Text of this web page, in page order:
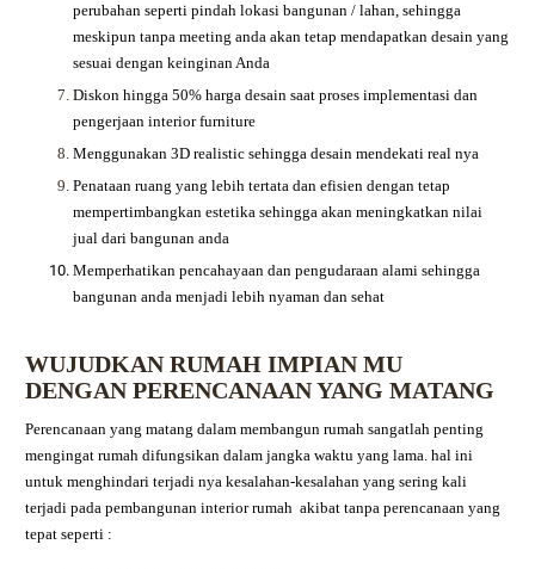
perubahan seperti pindah lokasi bangunan / lahan, sehingga
meskipun tanpa meeting anda akan tetap mendapatkan desain yang
sesuai dengan keinginan Anda
Diskon hingga 50% harga desain saat proses implementasi dan
pengerjaan interior furniture
Menggunakan 3D realistic sehingga desain mendekati real nya
Penataan ruang yang lebih tertata dan efisien dengan tetap
mempertimbangkan estetika sehingga akan meningkatkan nilai
jual dari bangunan anda
Memperhatikan pencahayaan dan pengudaraan alami sehingga
bangunan anda menjadi lebih nyaman dan sehat
WUJUDKAN RUMAH IMPIAN MU
DENGAN PERENCANAAN YANG MATANG
Perencanaan yang matang dalam membangun rumah sangatlah penting
mengingat rumah difungsikan dalam jangka waktu yang lama. hal ini
untuk menghindari terjadi nya kesalahan-kesalahan yang sering kali
terjadi pada pembangunan interior rumah akibat tanpa perencanaan yang
tepat seperti :